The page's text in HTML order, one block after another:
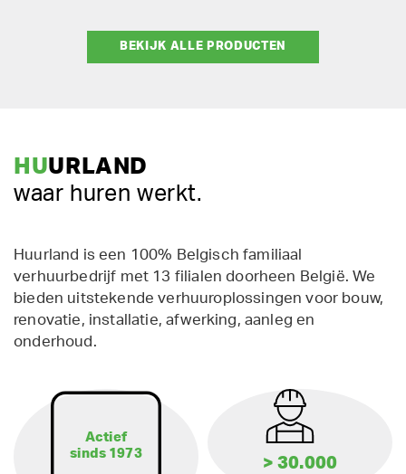
BEKIJK ALLE PRODUCTEN
HUURLAND
waar huren werkt.
Huurland is een 100% Belgisch familiaal
verhuurbedrijf met 13 filialen doorheen België. We
bieden uitstekende verhuuroplossingen voor bouw,
renovatie, installatie, afwerking, aanleg en
onderhoud.
Actief
sinds 1973
> 30.000